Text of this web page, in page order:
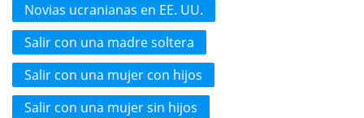
Novias ucranianas en EE. UU.
Salir con una madre soltera
Salir con una mujer con hijos
Salir con una mujer sin hijos